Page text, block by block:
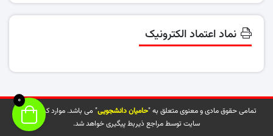
نماد اعتماد الکترونیک
تمامی حقوق مادی و معنوی متعلق به "حامیان دانشجویی" می باشد. موارد کپی شده از
سایت توسط مراجع ذیربط پیگیری خواهد شد.
0